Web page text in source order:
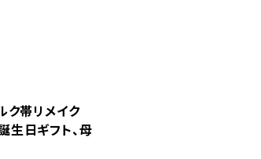
ク帯リメイク
生日ギフト、母